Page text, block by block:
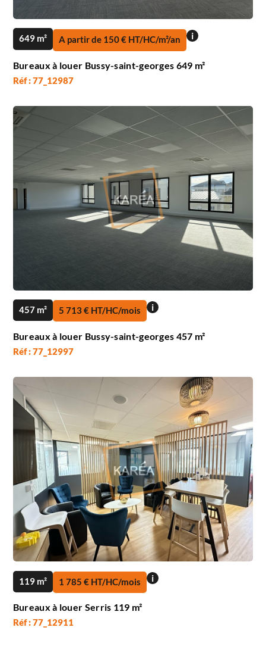
649 m² A partir de 150 € HT/HC/m²/an i
Bureaux à louer Bussy-saint-georges 649 m²
Réf : 77_12987
457 m² 5 713 € HT/HC/mois i
Bureaux à louer Bussy-saint-georges 457 m²
Réf : 77_12997
119 m² 1 785 € HT/HC/mois i
Bureaux à louer Serris 119 m²
Réf : 77_12911